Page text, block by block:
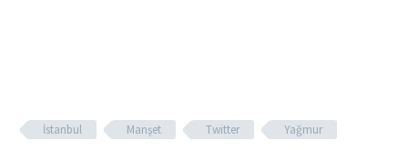
İstanbul Manşet Twitter
Yağmur